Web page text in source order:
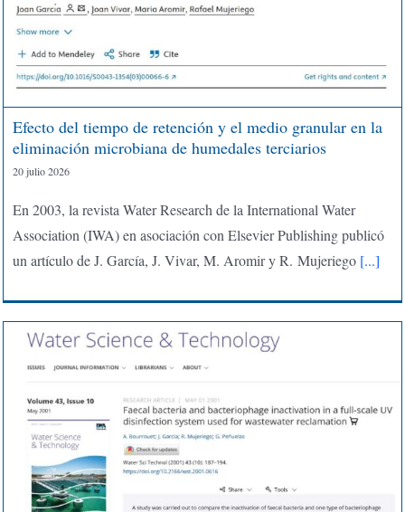
Efecto del tiempo de retención y el medio granular en la
eliminación microbiana de humedales terciarios
20 julio 2026
En 2003, la revista Water Research de la International Water
Association (IWA) en asociación con Elsevier Publishing publicó
un artículo de J. García, J. Vivar, M. Aromir y R. Mujeriego[...]